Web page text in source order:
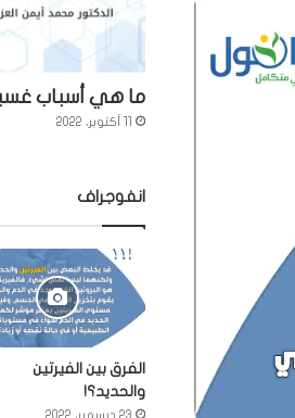
ما هي أسباب
انفوجراف
الفرق بين الفيرتين
والحديد؟!
23 ديسمبر، 2022